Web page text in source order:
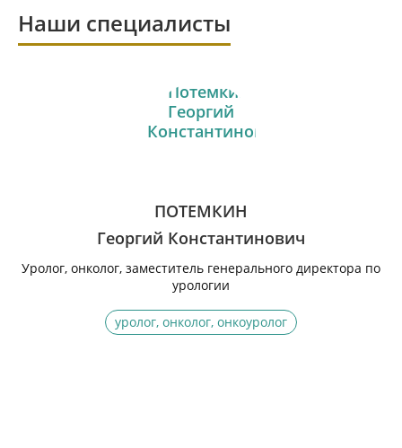
Наши специалисты
ПОТЕМКИН
Георгий Константинович
Уролог, онколог, заместитель генерального директора по
урологии
уролог, онколог, онкоуролог